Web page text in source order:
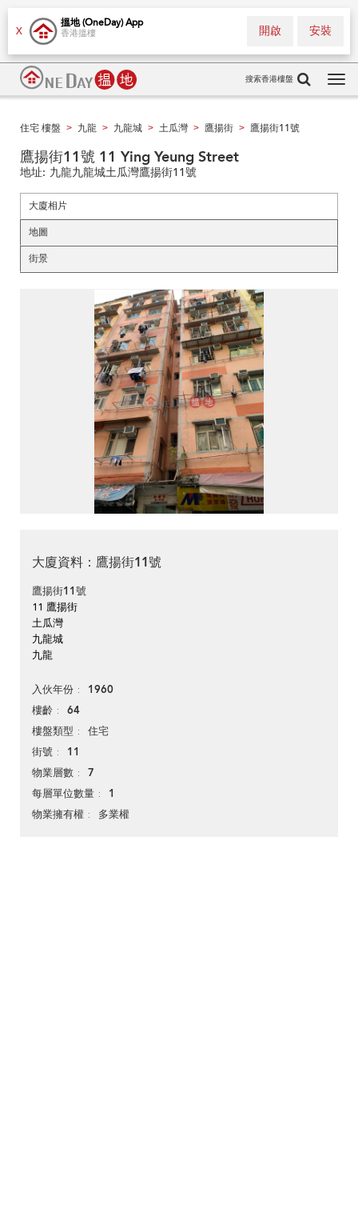
X
搵地 (OneDay) App
香港搵樓 安裝
開啟
搜索香港樓盤
住宅 樓盤 > 九龍 > 九龍城 > 土瓜灣 > 鷹揚街 > 鷹揚街11號
鷹揚街11號 11 Ying Yeung Street
地址: 九龍九龍城土瓜灣鷹揚街11號
大廈相片
地圖
街景
大廈資料：鷹揚街11號
鷹揚街11號
11 鷹揚街
土瓜灣
九龍城
九龍
入伙年份 1960
樓齡 64
樓盤類型 住宅
街號 11
物業層數 7
每層單位數量 1
物業擁有權 多業權